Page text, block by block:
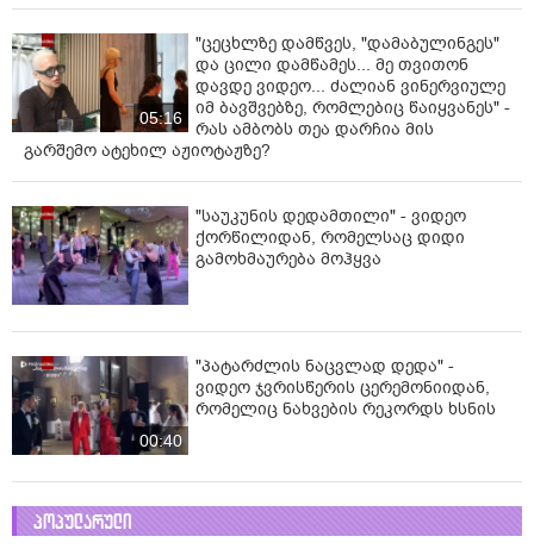
05:16
"ცეცხლზე დამწვეს, "დამაბულინგეს"
და ცილი დამწამეს... მე თვითონ
დავდე ვიდეო... ძალიან ვინერვიულე
იმ ბავშვებზე, რომლებიც წაიყვანეს" -
რას ამბობს თეა დარჩია მის
გარშემო ატეხილ აჟიოტაჟზე?
"საუკუნის დედამთილი" - ვიდეო
ქორწილიდან, რომელსაც დიდი
გამოხმაურება მოჰყვა
00:40
"პატარძლის ნაცვლად დედა" -
ვიდეო ჯვრისწერის ცერემონიიდან,
რომელიც ნახვების რეკორდს ხსნის
პოპულარული